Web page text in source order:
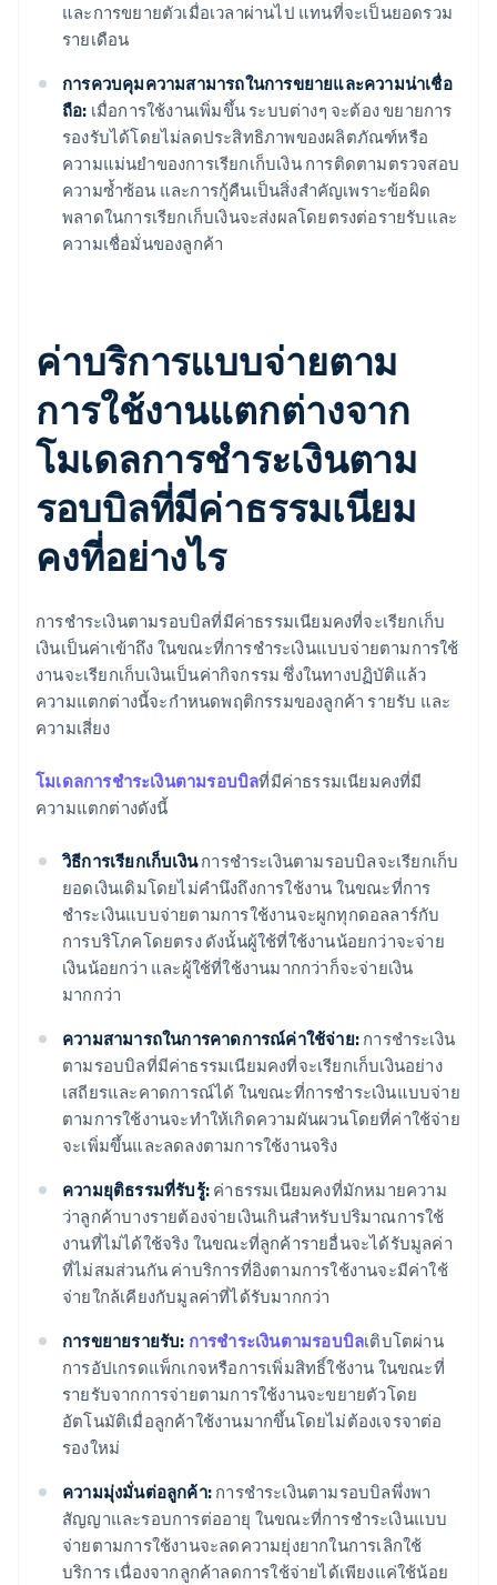
และการขยายตัวเมื่อเวลาผ่านไป แทนที่จะเป็นยอดรวม
รายเดือน
การควบคุมความสามารถในการขยายและความน่าเชื่อ
ถือ: เมื่อการใช้งานเพิ่มขึ้น ระบบต่างๆ จะต้อง ขยายการ
รองรับได้โดยไม่ลดประสิทธิภาพของผลิตภัณฑ์หรือ
ความแม่นยำของการเรียกเก็บเงิน การติดตามตรวจสอบ
ความซ้ำซ้อน และการกู้คืนเป็นสิ่งสำคัญเพราะข้อผิด
พลาดในการเรียกเก็บเงินจะส่งผลโดยตรงต่อรายรับและ
ความเชื่อมั่นของลูกค้า
ค่าบริการแบบจ่ายตาม
การใช้งานแตกต่างจาก
โมเดลการชำระเงินตาม
รอบบิลที่มีค่าธรรมเนียม
คงที่อย่างไร
การชำระเงินตามรอบบิลที่มีค่าธรรมเนียมคงที่จะเรียกเก็บ
เงินเป็นค่าเข้าถึง ในขณะที่การชำระเงินแบบจ่ายตามการใช้
งานจะเรียกเก็บเงินเป็นค่ากิจกรรม ซึ่งในทางปฏิบัติแล้ว
ความแตกต่างนี้จะกำหนดพฤติกรรมของลูกค้า รายรับ และ
ความเสี่ยง
โมเดลการชำระเงินตามรอบบิลที่มีค่าธรรมเนียมคงที่มี
ความแตกต่างดังนี้
วิธีการเรียกเก็บเงินการชำระเงินตามรอบบิลจะเรียกเก็บ
ยอดเงินเดิมโดยไม่คำนึงถึงการใช้งาน ในขณะที่การ
ชำระเงินแบบจ่ายตามการใช้งานจะผูกทุกดอลลาร์กับ
การบริโภคโดยตรง ดังนั้นผู้ใช้ที่ใช้งานน้อยกว่าจะจ่าย
เงินน้อยกว่า และผู้ใช้ที่ใช้งานมากกว่าก็จะจ่ายเงิน
มากกว่า
ความสามารถในการคาดการณ์ค่าใช้จ่าย: การชำระเงิน
ตามรอบบิลที่มีค่าธรรมเนียมคงที่จะเรียกเก็บเงินอย่าง
เสถียรและคาดการณ์ได้ ในขณะที่การชำระเงินแบบจ่าย
ตามการใช้งานจะทำให้เกิดความผันผวนโดยที่ค่าใช้จ่าย
จะเพิ่มขึ้นและลดลงตามการใช้งานจริง
ความยุติธรรมที่รับรู้: ค่าธรรมเนียมคงที่มักหมายความ
ว่าลูกค้าบางรายต้องจ่ายเงินเกินสำหรับปริมาณการใช้
งานที่ไม่ได้ใช้จริง ในขณะที่ลูกค้ารายอื่นจะได้รับมูลค่า
ที่ไม่สมส่วนกัน ค่าบริการที่อิงตามการใช้งานจะมีค่าใช้
จ่ายใกล้เคียงกับมูลค่าที่ได้รับมากกว่า
การขยายรายรับ: การชำระเงินตามรอบบิลเติบโตผ่าน
การอัปเกรดแพ็กเกจหรือการเพิ่มสิทธิ์ใช้งาน ในขณะที่
รายรับจากการจ่ายตามการใช้งานจะขยายตัวโดย
อัตโนมัติเมื่อลูกค้าใช้งานมากขึ้นโดยไม่ต้องเจรจาต่อ
รองใหม่
ความมุ่งมั่นต่อลูกค้า: การชำระเงินตามรอบบิลพึ่งพา
สัญญาและรอบการต่ออายุ ในขณะที่การชำระเงินแบบ
จ่ายตามการใช้งานจะลดความยุ่งยากในการเลิกใช้
บริการ เนื่องจากลูกค้าลดการใช้จ่ายได้เพียงแค่ใช้น้อย